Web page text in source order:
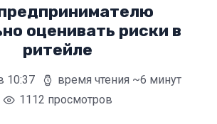
оценивать риски в
ритейле
10:37
время чтения ~6 минут
1112 просмотров